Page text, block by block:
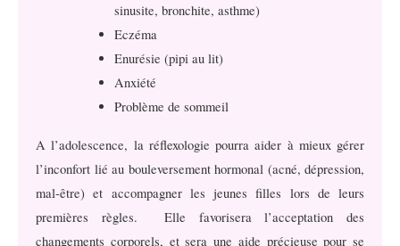
sinusite, bronchite, asthme)
Eczéma
Enurésie (pipi au lit)
Anxiété
Problème de sommeil
A l’adolescence, la réflexologie pourra aider à mieux gérer
l’inconfort lié au bouleversement hormonal (acné, dépression,
mal-être) et accompagner les jeunes filles lors de leurs
premières règles. Elle favorisera l’acceptation des
changements corporels, et sera une aide précieuse pour se